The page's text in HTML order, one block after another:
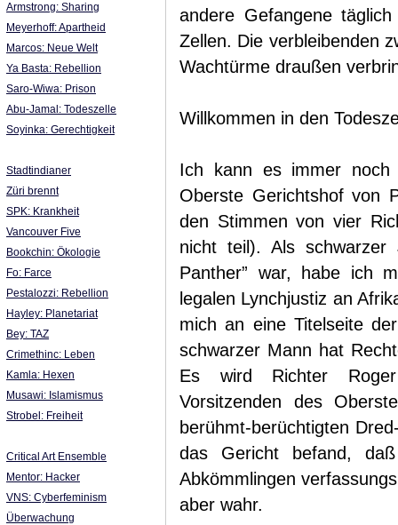
Armstrong: Sharing
Meyerhoff: Apartheid
Marcos: Neue Welt
Ya Basta: Rebellion
Saro-Wiwa: Prison
Abu-Jamal: Todeszelle
Soyinka: Gerechtigkeit
Stadtindianer
Züri brennt
SPK: Krankheit
Vancouver Five
Bookchin: Ökologie
Fo: Farce
Pestalozzi: Rebellion
Hayley: Planetariat
Bey: TAZ
Crimethinc: Leben
Kamla: Hexen
Musawi: Islamismus
Strobel: Freiheit
Critical Art Ensemble
Mentor: Hacker
VNS: Cyberfeminism
Überwachung
andere Gefangene
Zellen. Die verbleibenden
Wachtürme draußen
Willkommen in den
Ich kann es immer
Oberste Gerichtshof von
den Stimmen von vier
nicht teil). Als schwarzer
Panther” war, habe ich
legalen Lynchjustiz an
mich an eine Titelseite
schwarzer Mann hat
Es wird Richter Roger
Vorsitzenden des
berühmt-berüchtigten
das Gericht befand,
Abkömmlingen
aber wahr.